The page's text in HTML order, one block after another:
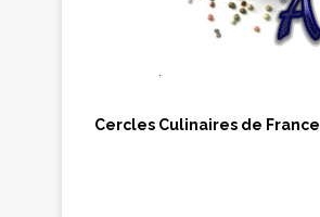
.
Cercles Culinaires de France